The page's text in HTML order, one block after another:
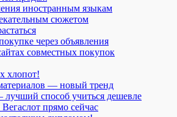
иностранным языкам
сюжетом
через объявления
совместных покупок
хлопот!
— новый тренд
способ учиться дешевле
прямо сейчас